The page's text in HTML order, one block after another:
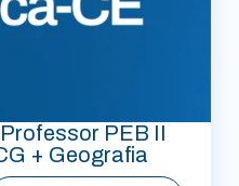
PEB II
+ Geografia